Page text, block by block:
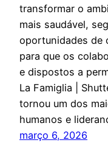
transformar o
mais saudável,
oportunidades de
para que os
e dispostos a
La Famiglia |
tornou um dos
humanos e
março 6, 2026